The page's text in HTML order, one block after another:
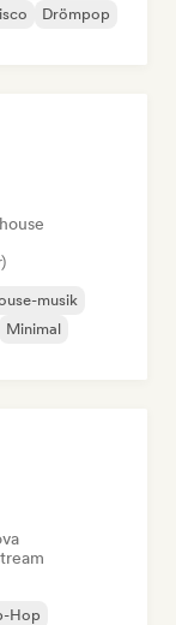
Drömpop
musik
Minimal
Hop